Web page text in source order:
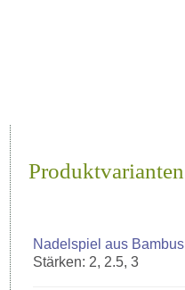
Produktvarianten
Nadelspiel aus Bambus
Stärken: 2, 2.5, 3